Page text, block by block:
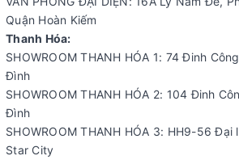
Quận Hoàn Kiếm
Thanh Hóa:
SHOWROOM THANH HÓA 1: 74 Đinh
Đình
SHOWROOM THANH HÓA 2: 104 Đinh
Đình
SHOWROOM THANH HÓA 3: HH9-56
Star City